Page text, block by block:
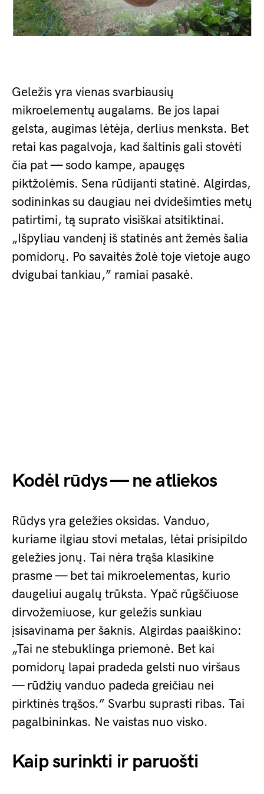
Geležis yra vienas svarbiausių
mikroelementų augalams. Be jos lapai
gelsta, augimas lėtėja, derlius menksta. Bet
retai kas pagalvoja, kad šaltinis gali stovėti
čia pat — sodo kampe, apaugęs
piktžolėmis. Sena rūdijanti statinė. Algirdas,
sodininkas su daugiau nei dvidešimties metų
patirtimi, tą suprato visiškai atsitiktinai.
„Išpyliau vandenį iš statinės ant žemės šalia
pomidorų. Po savaitės žolė toje vietoje augo
dvigubai tankiau,” ramiai pasakė.
Kodėl rūdys — ne atliekos
Rūdys yra geležies oksidas. Vanduo,
kuriame ilgiau stovi metalas, lėtai prisipildo
geležies jonų. Tai nėra trąša klasikine
prasme — bet tai mikroelementas, kurio
daugeliui augalų trūksta. Ypač rūgščiuose
dirvožemiuose, kur geležis sunkiau
įsisavinama per šaknis. Algirdas paaiškino:
„Tai ne stebuklinga priemonė. Bet kai
pomidorų lapai pradeda gelsti nuo viršaus
— rūdžių vanduo padeda greičiau nei
pirktinės trąšos.” Svarbu suprasti ribas. Tai
pagalbininkas. Ne vaistas nuo visko.
Kaip surinkti ir paruošti